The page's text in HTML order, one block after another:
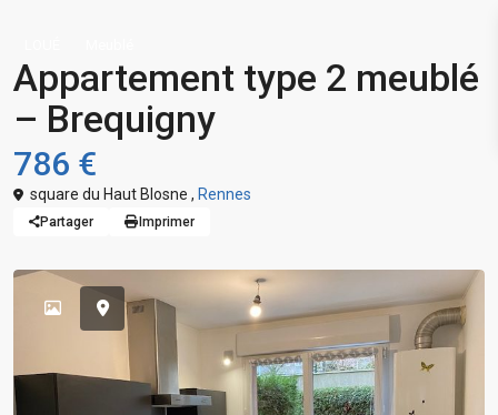
Appartement type 2 meublé
– Brequigny
786 €
square du Haut Blosne , Rennes
Partager Imprimer